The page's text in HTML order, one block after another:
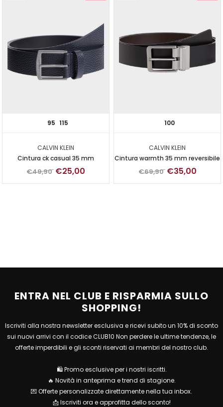
95 115
CALVIN KLEIN
Cintura ck casual 35 mm
€49,90 €25,00
100
CALVIN KLEIN
Cintura warmth 35 mm reversibile
€69,90 €35,00
ENTRA NEL CLUB E RISPARMIA SULLO
SHOPPING!
Iscriviti alla nostra newsletter esclusiva e ricevi subito un 10% di sconto
sui nuovi arrivi con il codice CLUB10 Non perdere le ultime tendenze, le
offerte imperdibili e gli sconti riservati ai membri del nostro club.
🛍 Promo esclusive per i nostri iscritti.
🔥 Novità in anteprima e trend di stagione.
💌 Offerte personalizzate direttamente nella tua inbox.
📩 Iscriviti ora e approfitta dello sconto!